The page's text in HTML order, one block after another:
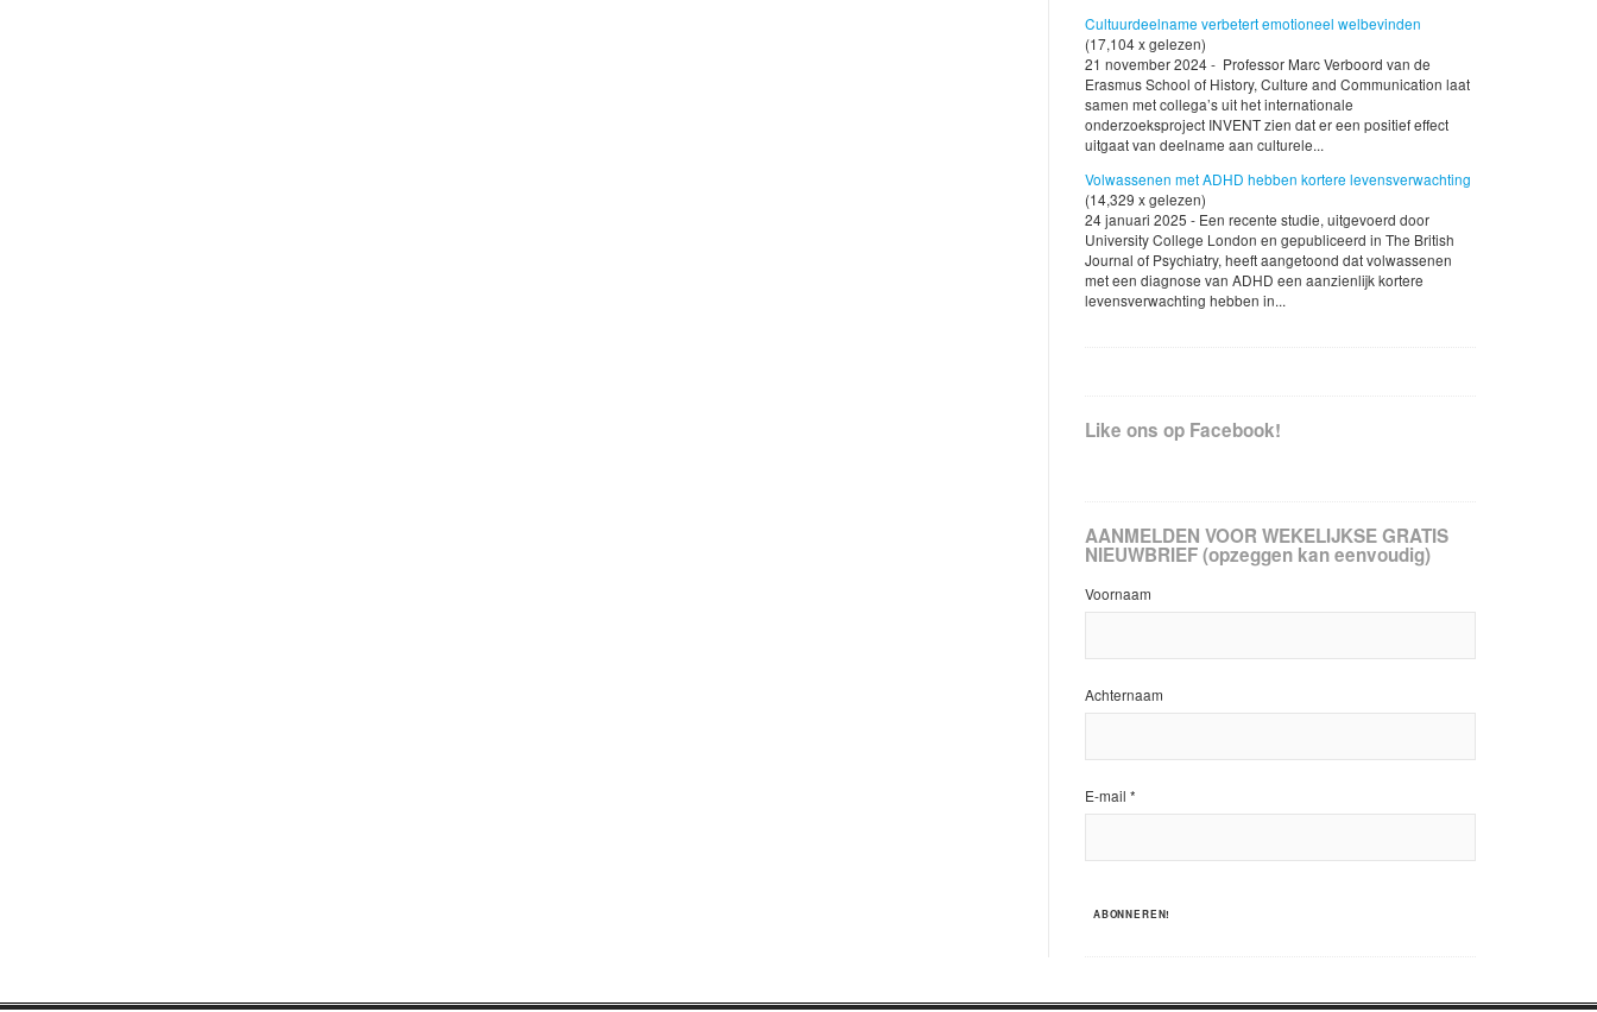
Cultuurdeelname verbetert emotioneel welbevinden
(17,104 x gelezen)
21 november 2024 - Professor Marc Verboord van de
Erasmus School of History, Culture and Communication laat
samen met collega’s uit het internationale
onderzoeksproject INVENT zien dat er een positief effect
uitgaat van deelname aan culturele...
Volwassenen met ADHD hebben kortere levensverwachting
(14,329 x gelezen)
24 januari 2025 - Een recente studie, uitgevoerd door
University College London en gepubliceerd in The British
Journal of Psychiatry, heeft aangetoond dat volwassenen
met een diagnose van ADHD een aanzienlijk kortere
levensverwachting hebben in...
Like ons op Facebook!
AANMELDEN VOOR WEKELIJKSE GRATIS
NIEUWBRIEF (opzeggen kan eenvoudig)
Voornaam
Achternaam
E-mail *